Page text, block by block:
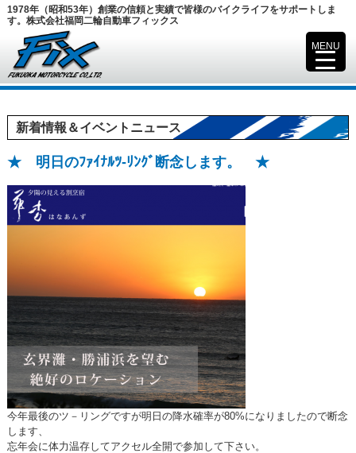
1978年（昭和53年）創業の信頼と実績で皆様のバイクライフをサポートしま
す。株式会社福岡二輪自動車フィックス
新着情報＆イベントニュース
★ 明日のﾌｧｲﾅﾙﾂ-ﾘﾝｸﾞ断念します。 ★
今年最後のツ－リングですが明日の降水確率が80%になりましたので断念
します、
忘年会に体力温存してアクセル全開で参加して下さい。
MENU
▼